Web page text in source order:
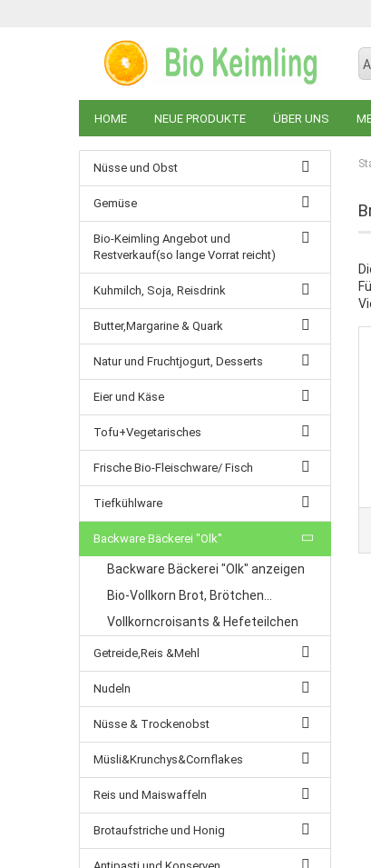
HOME NEUE PRODUKTE ÜBER UNS
Nüsse und Obst
Gemüse
Bio-Keimling Angebot und
Restverkauf(so lange Vorrat reicht)
Kuhmilch, Soja, Reisdrink
Butter,Margarine & Quark
Natur und Fruchtjogurt, Desserts
Eier und Käse
Tofu+Vegetarisches
Frische Bio-Fleischware/ Fisch
Tiefkühlware
Backware Bäckerei "Olk"
Backware Bäckerei "Olk" anzeigen
Bio-Vollkorn Brot, Brötchen...
Vollkorncroisants & Hefeteilchen
Getreide,Reis &Mehl
Nudeln
Nüsse & Trockenobst
Müsli&Krunchys&Cornflakes
Reis und Maiswaffeln
Brotaufstriche und Honig